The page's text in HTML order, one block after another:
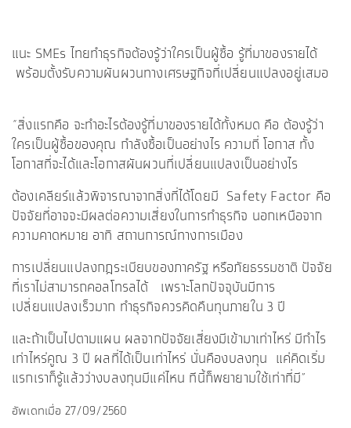
แนะ SMEs ไทยทำธุรกิจต้องรู้ว่าใครเป็นผู้ซื้อ รู้ที่มาของรายได้
พร้อมตั้งรับความผันผวนทางเศรษฐกิจที่เปลี่ยนแปลงอยู่เสมอ
“สิ่งแรกคือ จะทำอะไรต้องรู้ที่มาของรายได้ทั้งหมด คือ ต้องรู้ว่า
ใครเป็นผู้ซื้อของคุณ กำลังซื้อเป็นอย่างไร ความถี่ โอกาส ทั้ง
โอกาสที่จะได้และโอกาสผันผวนที่เปลี่ยนแปลงเป็นอย่างไร
ต้องเคลียร์แล้วพิจารณาจากสิ่งที่ได้โดยมี Safety Factor คือ
ปัจจัยที่อาจจะมีผลต่อความเสี่ยงในการทำธุรกิจ นอกเหนือจาก
ความคาดหมาย อาทิ สถานการณ์ทางการเมือง
การเปลี่ยนแปลงกฎระเบียบของภาครัฐ หรือภัยธรรมชาติ ปัจจัย
ที่เราไม่สามารถคอลโทรลได้ เพราะโลกปัจจุบันมีการ
เปลี่ยนแปลงเร็วมาก ทำธุรกิจควรคิดคืนทุนภายใน 3 ปี
และถ้าเป็นไปตามแผน ผลจากปัจจัยเสี่ยงมีเข้ามาเท่าไหร่ มีกำไร
เท่าไหร่คูณ 3 ปี ผลที่ได้เป็นเท่าไหร่ นั่นคืองบลงทุน แค่คิดเริ่ม
แรกเราก็รู้แล้วว่างบลงทุนมีแค่ไหน ทีนี้ก็พยายามใช้เท่าที่มี”
อัพเดทเมื่อ 27/09/2560